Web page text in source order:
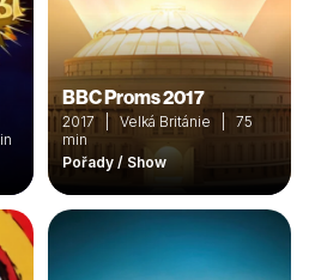
BBC Proms 2017
2017 | Velká Británie | 75
min
Pořady / Show